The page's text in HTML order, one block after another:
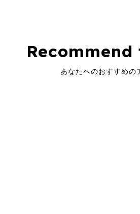
Recommend
あなたへのおすすめの